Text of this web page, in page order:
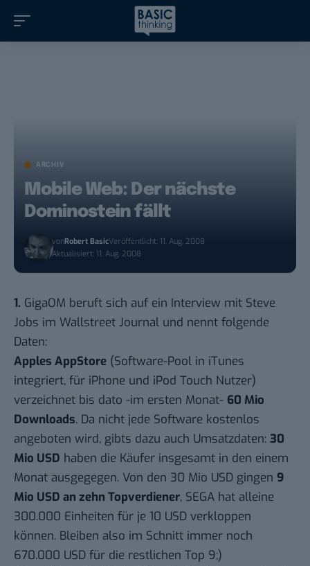
ARCHIV
Mobile Web: Der nächste
Dominostein fällt
vonRobert BasicVeröffentlicht: 11. Aug. 2008
Aktualisiert: 11. Aug. 2008
1. GigaOM beruft sich auf ein Interview mit Steve
Jobs im Wallstreet Journal und nennt folgende
Daten:
Apples AppStore (Software-Pool in iTunes
integriert, für iPhone und iPod Touch Nutzer)
verzeichnet bis dato -im ersten Monat- 60 Mio
Downloads. Da nicht jede Software kostenlos
angeboten wird, gibts dazu auch Umsatzdaten: 30
Mio USD haben die Käufer insgesamt in den einem
Monat ausgegegen. Von den 30 Mio USD gingen 9
Mio USD an zehn Topverdiener, SEGA hat alleine
300.000 Einheiten für je 10 USD verkloppen
können. Bleiben also im Schnitt immer noch
670.000 USD für die restlichen Top 9;)